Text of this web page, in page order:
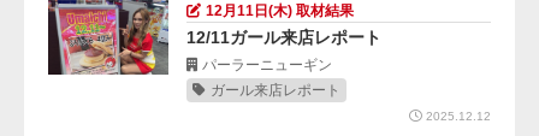
12月11日(木) 取材結果
12/11ガール来店レポート
パーラーニューギン
ガール来店レポート
2025.12.12